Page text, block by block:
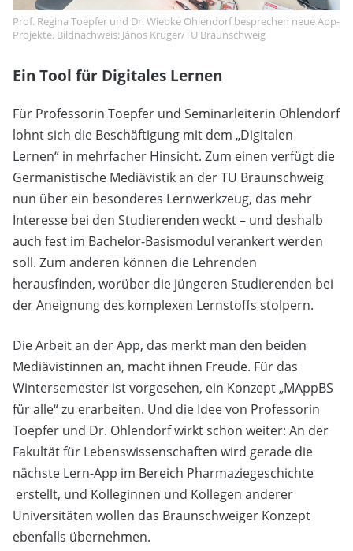
Prof. Regina Toepfer und Dr. Wiebke Ohlendorf besprechen neue App-
Projekte. Bildnachweis: János Krüger/TU Braunschweig
Ein Tool für Digitales Lernen
Für Professorin Toepfer und Seminarleiterin Ohlendorf
lohnt sich die Beschäftigung mit dem „Digitalen
Lernen“ in mehrfacher Hinsicht. Zum einen verfügt die
Germanistische Mediävistik an der TU Braunschweig
nun über ein besonderes Lernwerkzeug, das mehr
Interesse bei den Studierenden weckt – und deshalb
auch fest im Bachelor-Basismodul verankert werden
soll. Zum anderen können die Lehrenden
herausfinden, worüber die jüngeren Studierenden bei
der Aneignung des komplexen Lernstoffs stolpern.
Die Arbeit an der App, das merkt man den beiden
Mediävistinnen an, macht ihnen Freude. Für das
Wintersemester ist vorgesehen, ein Konzept „MAppBS
für alle“ zu erarbeiten. Und die Idee von Professorin
Toepfer und Dr. Ohlendorf wirkt schon weiter: An der
Fakultät für Lebenswissenschaften wird gerade die
nächste Lern-App im Bereich Pharmaziegeschichte
erstellt, und Kolleginnen und Kollegen anderer
Universitäten wollen das Braunschweiger Konzept
ebenfalls übernehmen.